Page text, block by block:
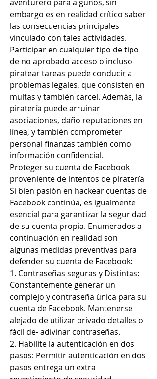
aventurero para algunos, sin
embargo es en realidad crítico saber
las consecuencias principales
vinculado con tales actividades.
Participar en cualquier tipo de tipo
de no aprobado acceso o incluso
piratear tareas puede conducir a
problemas legales, que consisten en
multas y también carcel. Además, la
piratería puede arruinar
asociaciones, daño reputaciones en
línea, y también comprometer
personal finanzas también como
información confidencial.
Proteger su cuenta de Facebook
proveniente de intentos de piratería
Si bien pasión en hackear cuentas de
Facebook continúa, es igualmente
esencial para garantizar la seguridad
de su cuenta propia. Enumerados a
continuación en realidad son
algunas medidas preventivas para
defender su cuenta de Facebook:
1. Contraseñas seguras y Distintas:
Constantemente generar un
complejo y contraseña única para su
cuenta de Facebook. Mantenerse
alejado de utilizar privado detalles o
fácil de- adivinar contraseñas.
2. Habilite la autenticación en dos
pasos: Permitir autenticación en dos
pasos entrega un extra